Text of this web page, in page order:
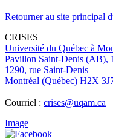
Retourner au site principal
CRISES
Université du Québec à
Pavillon Saint-Denis (AB),
1290, rue Saint-Denis
Montréal (Québec) H2X
Courriel : crises@uqam.ca
Image